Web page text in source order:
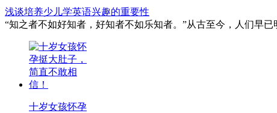
浅谈培养少儿学英语兴趣的重要性
“知之者不如好知者，好知者不如乐知者。”从古至今，人们早已
十岁女孩怀孕